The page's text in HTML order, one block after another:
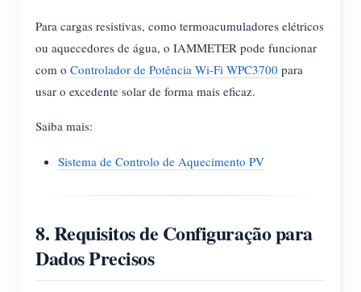
Para cargas resistivas, como termoacumuladores elétricos
ou aquecedores de água, o IAMMETER pode funcionar
com o Controlador de Potência Wi-Fi WPC3700 para
usar o excedente solar de forma mais eficaz.
Saiba mais:
Sistema de Controlo de Aquecimento PV
8. Requisitos de Configuração para
Dados Precisos